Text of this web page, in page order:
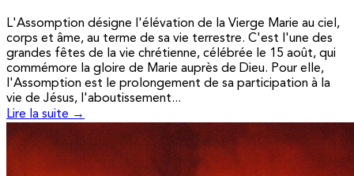
L'Assomption désigne l'élévation de la Vierge Marie au ciel,
corps et âme, au terme de sa vie terrestre. C'est l'une des
grandes fêtes de la vie chrétienne, célébrée le 15 août, qui
commémore la gloire de Marie auprès de Dieu. Pour elle,
l'Assomption est le prolongement de sa participation à la
vie de Jésus, l'aboutissement...
Lire la suite →